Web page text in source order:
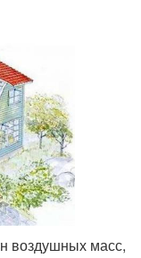
воздушных масс,